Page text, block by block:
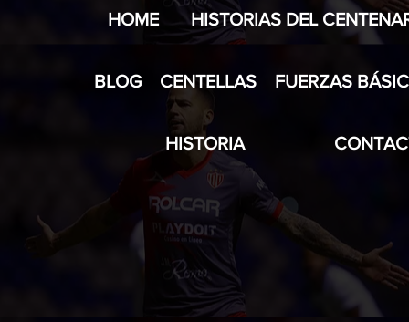
HOME HISTORIAS DEL
BLOG CENTELLAS FUERZAS
HISTORIA